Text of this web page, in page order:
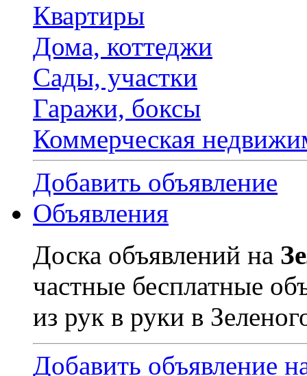
Квартиры
Дома, коттеджи
Сады, участки
Гаражи, боксы
Коммерческая
Добавить объявление
Объявления
Доска объявлений на
частные бесплатные
из рук в руки в
Добавить объявление